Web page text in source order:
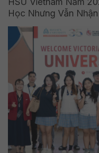
Học Nhưng Vẫn
Vương Quốc Anh